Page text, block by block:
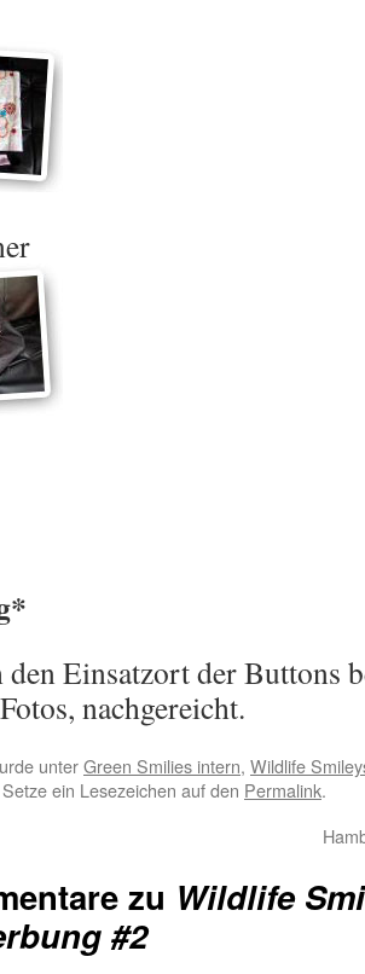
den Einsatzort der Buttons
nachgereicht.
unterGreen Smilies intern, Wildlife
ein Lesezeichen auf den Permalink.
zu Wildlife
#2